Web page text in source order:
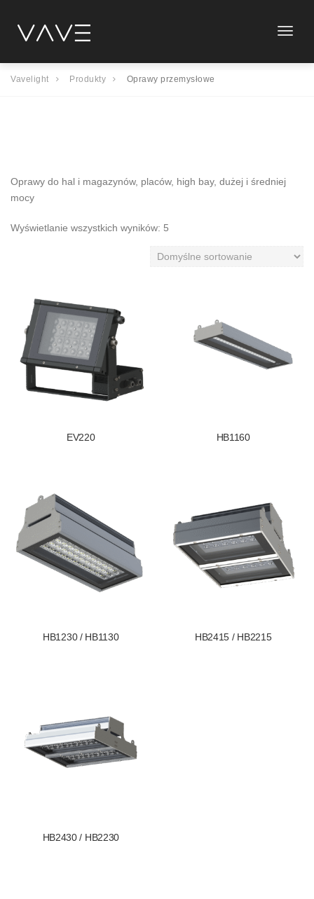
Toggle
Vavelight Produkty Oprawy przemysłowe
Oprawy do hal i magazynów, placów, high bay, dużej i średniej
mocy
Wyświetlanie wszystkich wyników: 5
EV220 HB1160
HB1230 / HB1130 HB2415 / HB2215
HB2430 / HB2230